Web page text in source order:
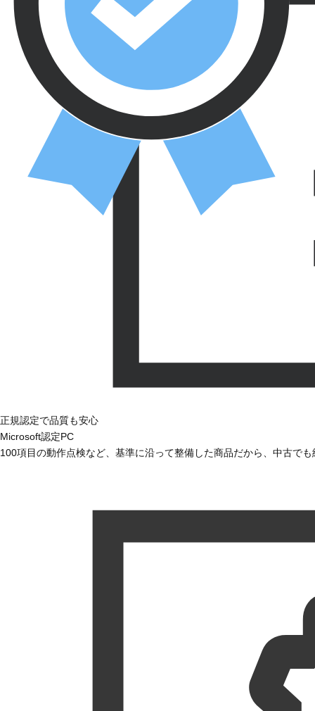
正規認定で品質も安心
Microsoft認定PC
100項目の動作点検など、基準に沿って整備した商品だから、中古で